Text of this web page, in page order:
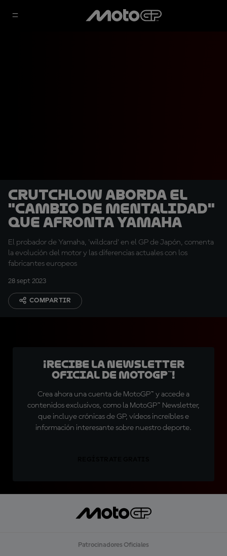
Crutchlow aborda el
"cambio de mentalidad"
que afronta Yamaha
El probador de Yamaha, 'wildcard' en el GP de Japón, comenta
la evolución del motor y las diferencias actuales con los
fabricantes europeos
28 sept 2023
COMPARTIR
¡Recibe la Newsletter
oficial de MotoGP™!
Crea ahora una cuenta de MotoGP™ y accede a
contenidos exclusivos, como la MotoGP™ Newsletter,
que incluye crónicas de GP, vídeos increíbles e
información interesante sobre nuestro deporte.
Patrocinadores Oficiales